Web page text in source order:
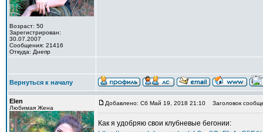
Возраст: 50
Зарегистрирован:
30.07.2007
Сообщения: 21416
Откуда: Днепр
Вернуться к началу
Elen
Любимая Жена
Добавлено: Сб Май 19, 2018 21:10 Заголовок
Как я удобряю свои клубневые бегонии: